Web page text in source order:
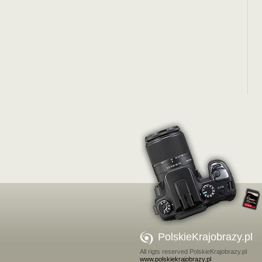
PolskieKrajobrazy.pl
All rigts reserved PolskieKrajobrazy.pl
www.polskiekrajobrazy.pl